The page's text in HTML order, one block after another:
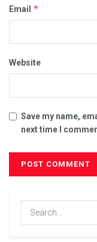
Email *
Website
Save my name,
next time I